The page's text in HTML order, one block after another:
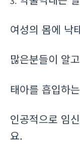
여성의 몸에 낙
많은분들이 알
태아를 흡입하
인공적으로 임
요.